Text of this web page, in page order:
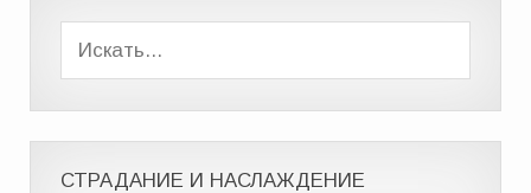
СТРАДАНИЕ И НАСЛАЖДЕНИЕ